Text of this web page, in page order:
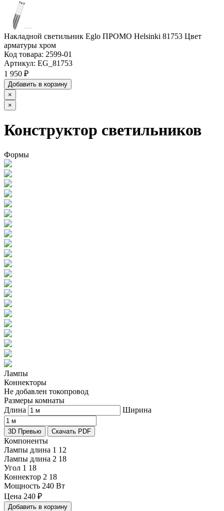
Накладной светильник Eglo ПРОМО Helsinki 81753 Цвет
арматуры хром
Код товара: 2599-01
Артикул: EG_81753
1 950 ₽
Добавить в корзину
×
×
Конструктор светильников
Формы
Лампы
Коннекторы
Не добавлен токопровод
Размеры комнаты
Длина
Ширина
3D Превью Скачать PDF
Компоненты
Лампы длина 1 12
Лампы длина 2 18
Угол 1 18
Коннектор 2 18
Мощность 240 Вт
Цена 240 ₽
Добавить в корзину